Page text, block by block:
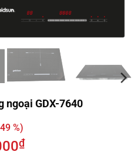
ngoại GDX-7640
%)
₫